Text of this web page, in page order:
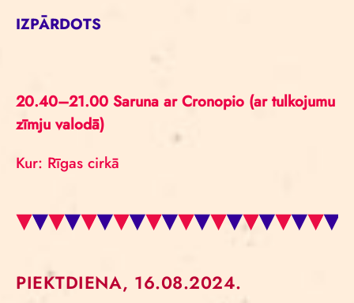
IZPĀRDOTS
20.40–21.00 Saruna ar Cronopio (ar tulkojumu
zīmju valodā)
Kur: Rīgas cirkā
PIEKTDIENA, 16.08.2024.